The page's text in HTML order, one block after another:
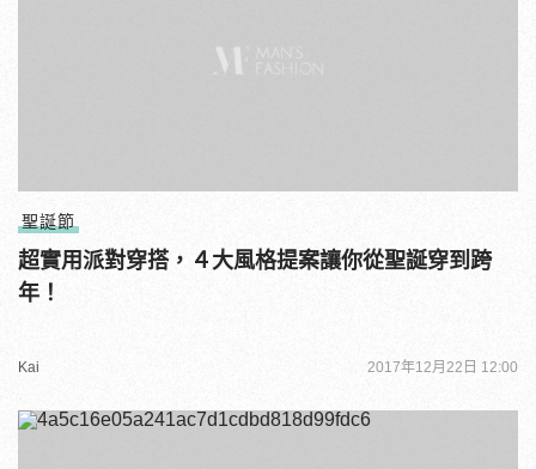
聖誕節
超實用派對穿搭，４大風格提案讓你從聖誕穿到跨
年！
Kai 2017年12月22日 12:00